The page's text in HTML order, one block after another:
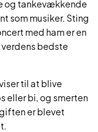
og tankevækkende
som musiker. Sting
med ham er en
bedste
til at blive
eller bi, og smerten
er blevet